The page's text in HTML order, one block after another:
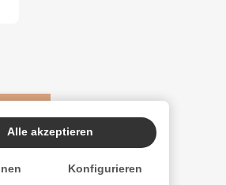
Alle akzeptieren
Konfigurieren